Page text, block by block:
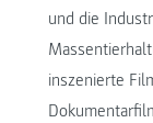
und die
inszenierte